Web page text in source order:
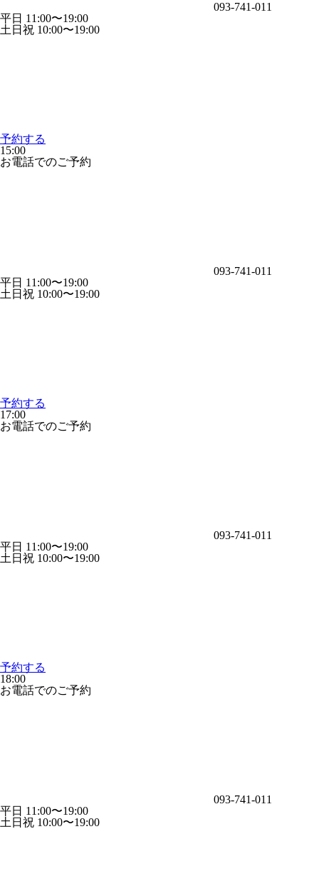
093-741-011
平日 11:00〜19:00
土日祝 10:00〜19:00
予約する
15:00
お電話でのご予約
093-741-011
平日 11:00〜19:00
土日祝 10:00〜19:00
予約する
17:00
お電話でのご予約
093-741-011
平日 11:00〜19:00
土日祝 10:00〜19:00
予約する
18:00
お電話でのご予約
093-741-011
平日 11:00〜19:00
土日祝 10:00〜19:00